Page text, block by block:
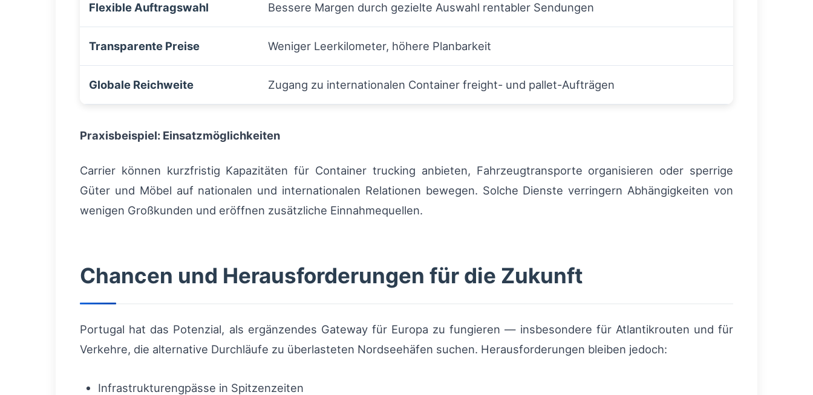
Flexible Auftragswahl Bessere Margen durch gezielte Auswahl rentabler Sendungen
Transparente Preise Weniger Leerkilometer, höhere Planbarkeit
Globale Reichweite Zugang zu internationalen Container freight- und pallet-Aufträgen
Praxisbeispiel: Einsatzmöglichkeiten
Carrier können kurzfristig Kapazitäten für Container trucking anbieten, Fahrzeugtransporte organisieren oder sperrige
Güter und Möbel auf nationalen und internationalen Relationen bewegen. Solche Dienste verringern Abhängigkeiten von
wenigen Großkunden und eröffnen zusätzliche Einnahmequellen.
Chancen und Herausforderungen für die Zukunft
Portugal hat das Potenzial, als ergänzendes Gateway für Europa zu fungieren — insbesondere für Atlantikrouten und für
Verkehre, die alternative Durchläufe zu überlasteten Nordseehäfen suchen. Herausforderungen bleiben jedoch:
Infrastrukturengpässe in Spitzenzeiten